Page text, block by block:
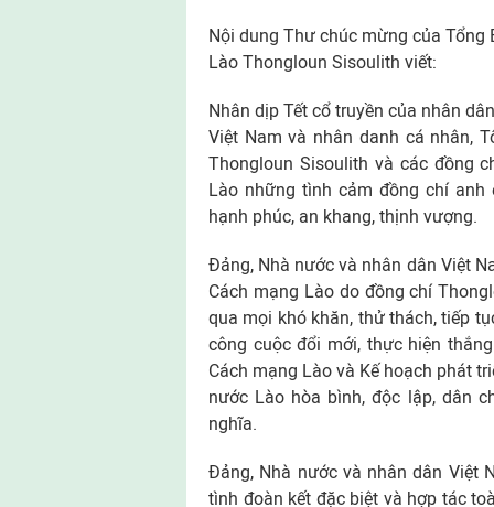
Nội dung Thư chúc mừng của Tổng
Lào Thongloun Sisoulith viết:
Nhân dịp Tết cổ truyền của nhân
Việt Nam và nhân danh cá nhân,
Thongloun Sisoulith và các đồng
Lào những tình cảm đồng chí
hạnh phúc, an khang, thịnh vượng.
Ðảng, Nhà nước và nhân dân Việt
Cách mạng Lào do đồng chí
qua mọi khó khăn, thử thách, tiếp
công cuộc đổi mới, thực hiện
Cách mạng Lào và Kế hoạch phát
nước Lào hòa bình, độc lập, dân
nghĩa.
Ðảng, Nhà nước và nhân dân Việt
tình đoàn kết đặc biệt và hợp tác